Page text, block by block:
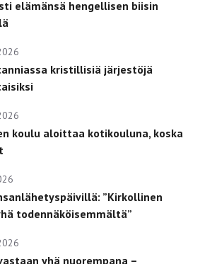
elämänsä hengellisen biisin
kristillisiä järjestöjä
koulu aloittaa kotikouluna, koska
”Kirkollinen
todennäköisemmältä”
yhä nuorempana –